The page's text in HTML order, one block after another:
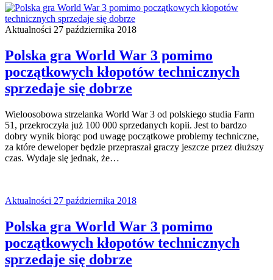
Aktualności 27 października 2018
Polska gra World War 3 pomimo
początkowych kłopotów technicznych
sprzedaje się dobrze
Wieloosobowa strzelanka World War 3 od polskiego studia Farm
51, przekroczyła już 100 000 sprzedanych kopii. Jest to bardzo
dobry wynik biorąc pod uwagę początkowe problemy techniczne,
za które deweloper będzie przepraszał graczy jeszcze przez dłuższy
czas. Wydaje się jednak, że…
Aktualności 27 października 2018
Polska gra World War 3 pomimo
początkowych kłopotów technicznych
sprzedaje się dobrze